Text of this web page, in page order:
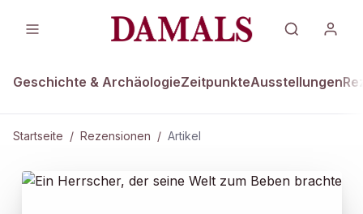
Geschichte & ArchäologieZeitpunkteAusstellungen
Startseite / Rezensionen / Artikel